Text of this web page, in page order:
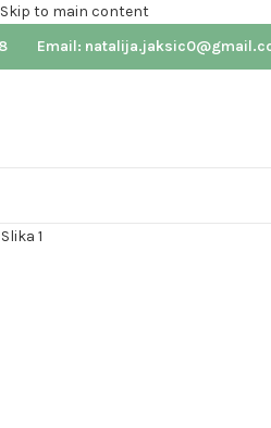
Skip to main content
Email: